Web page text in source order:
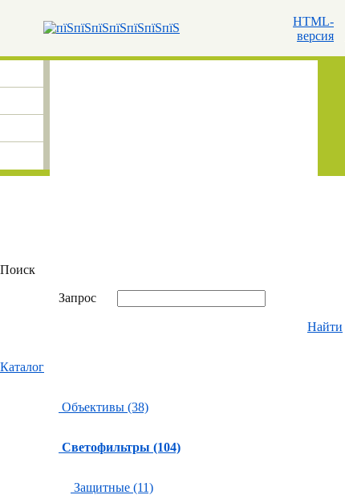
HTML-
версия
Поиск
Запрос
Найти
Каталог
Объективы (38)
Светофильтры (104)
Защитные (11)